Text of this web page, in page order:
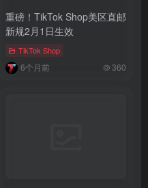
重磅！TikTok Shop美区直邮
新规2月1日生效
TikTok Shop
6个月前 360